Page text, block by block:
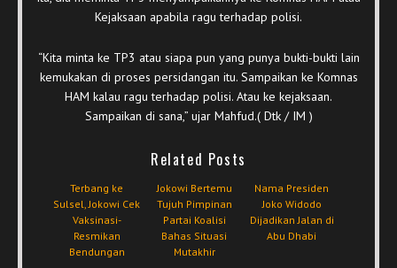
Kejaksaan apabila ragu terhadap polisi.
“Kita minta ke TP3 atau siapa pun yang punya bukti-bukti lain
kemukakan di proses persidangan itu. Sampaikan ke Komnas
HAM kalau ragu terhadap polisi. Atau ke kejaksaan.
Sampaikan di sana,” ujar Mahfud.( Dtk / IM )
Related Posts
Terbang ke
Sulsel, Jokowi Cek
Vaksinasi-
Resmikan
Bendungan
Jokowi Bertemu
Tujuh Pimpinan
Partai Koalisi
Bahas Situasi
Mutakhir
Nama Presiden
Joko Widodo
Dijadikan Jalan di
Abu Dhabi